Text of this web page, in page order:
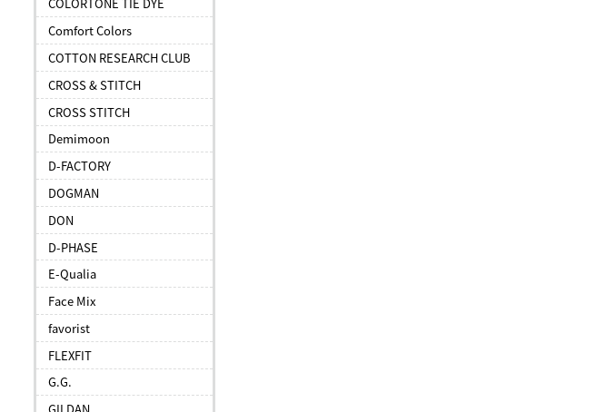
COLORTONE TIE DYE
Comfort Colors
COTTON RESEARCH CLUB
CROSS & STITCH
CROSS STITCH
Demimoon
D-FACTORY
DOGMAN
DON
D-PHASE
E-Qualia
Face Mix
favorist
FLEXFIT
G.G.